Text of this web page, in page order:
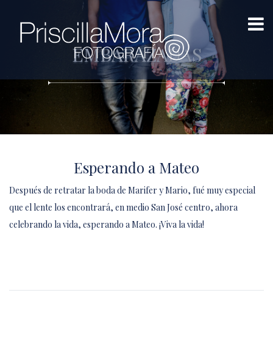
EMBARAZADAS
Esperando a Mateo
Después de retratar la boda de Marifer y Mario, fué muy especial
que el lente los encontrará, en medio San José centro, ahora
celebrando la vida, esperando a Mateo. ¡Viva la vida!